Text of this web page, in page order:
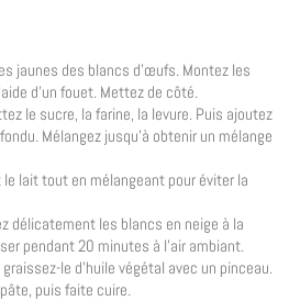
jaunes des blancs d’œufs. Montez les
d’un fouet. Mettez de côté.
le sucre, la farine, la levure. Puis ajoutez
Mélangez jusqu’à obtenir un mélange
lait tout en mélangeant pour éviter la
délicatement les blancs en neige à la
pendant 20 minutes à l’air ambiant.
le d’huile végétal avec un pinceau.
puis faite cuire.